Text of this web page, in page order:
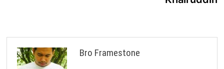
Bro Framestone